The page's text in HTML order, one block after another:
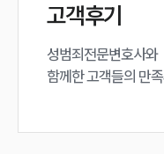
대
고객후기
성범죄전문변호사와
함께한 고객들의 만족